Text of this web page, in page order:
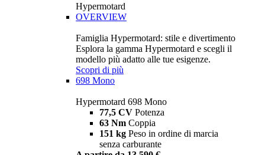
Hypermotard
OVERVIEW
Famiglia Hypermotard: stile e divertimento
Esplora la gamma Hypermotard e scegli il
modello più adatto alle tue esigenze.
Scopri di più
698 Mono
Hypermotard 698 Mono
77,5 CV Potenza
63 Nm Coppia
151 kg Peso in ordine di marcia
senza carburante